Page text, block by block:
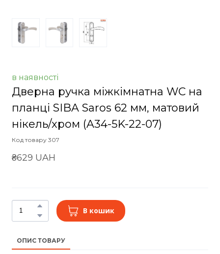
в наявності
Дверна ручка міжкімнатна WC на
планці SIBA Saros 62 мм, матовий
нікель/хром (A34-5K-22-07)
Код товару 307
₴629 UAH
В кошик
ОПИС ТОВАРУ